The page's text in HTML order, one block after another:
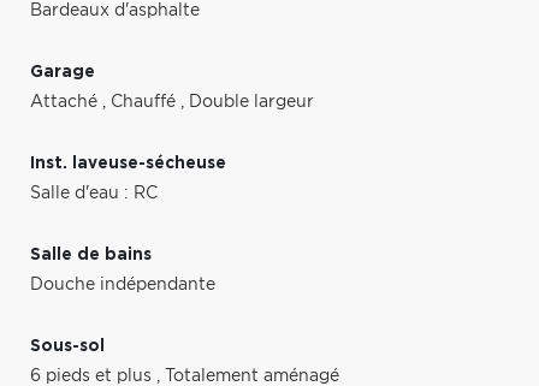
Bardeaux d'asphalte
Garage
Attaché , Chauffé , Double largeur
Inst. laveuse-sécheuse
Salle d'eau : RC
Salle de bains
Douche indépendante
Sous-sol
6 pieds et plus , Totalement aménagé